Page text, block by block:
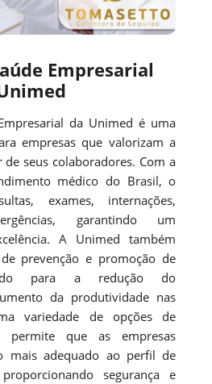
Empresarial
da Unimed é uma
empresas que valorizam a
de seus colaboradores. Com a
médico do Brasil, o
exames, internações,
garantindo um
A Unimed também
prevenção e promoção de
para a redução do
da produtividade nas
variedade de opções de
permite que as empresas
mais adequado ao perfil de
segurança e